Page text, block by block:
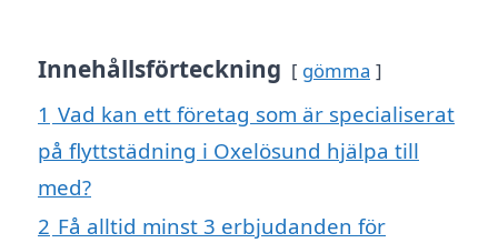
Innehållsförteckning gömma
1 Vad kan ett företag som är specialiserat
på flyttstädning i Oxelösund hjälpa till
med?
2 Få alltid minst 3 erbjudanden för